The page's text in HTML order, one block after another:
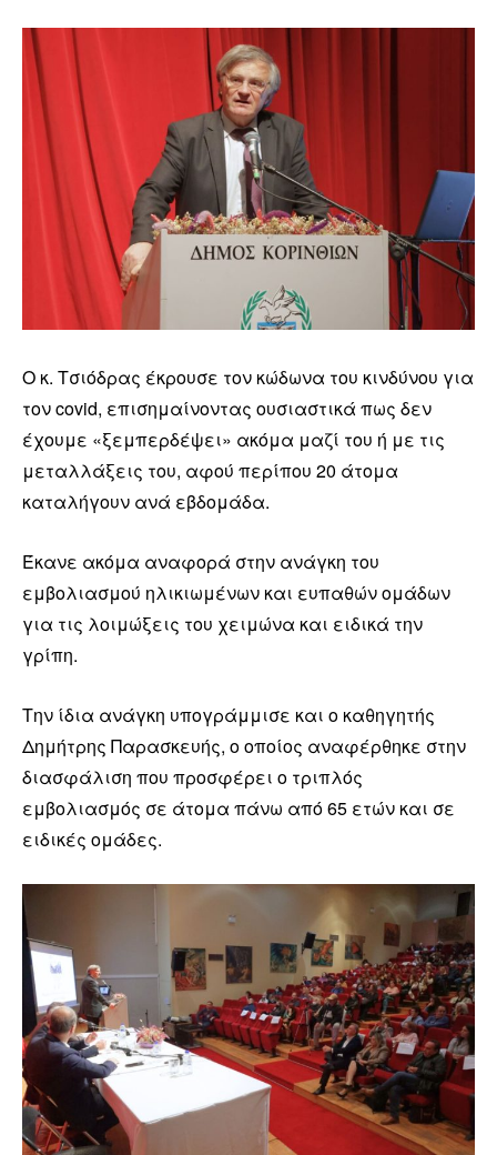
Ο κ. Τσιόδρας έκρουσε τον κώδωνα του κινδύνου για
τον covid, επισημαίνοντας ουσιαστικά πως δεν
έχουμε «ξεμπερδέψει» ακόμα μαζί του ή με τις
μεταλλάξεις του, αφού περίπου 20 άτομα
καταλήγουν ανά εβδομάδα.
Έκανε ακόμα αναφορά στην ανάγκη του
εμβολιασμού ηλικιωμένων και ευπαθών ομάδων
για τις λοιμώξεις του χειμώνα και ειδικά την
γρίπη.
Την ίδια ανάγκη υπογράμμισε και ο καθηγητής
Δημήτρης Παρασκευής, ο οποίος αναφέρθηκε στην
διασφάλιση που προσφέρει ο τριπλός
εμβολιασμός σε άτομα πάνω από 65 ετών και σε
ειδικές ομάδες.